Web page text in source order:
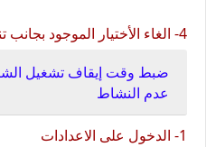
4- الغاء الأختيار الموجود بجانب تنسيق 24ساعة
عدم النشاط
1- الدخول على الاعدادات